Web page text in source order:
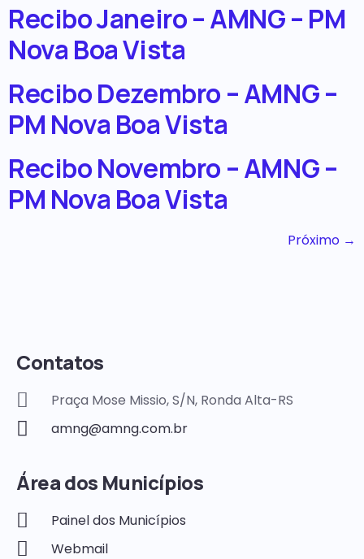
Recibo Janeiro – AMNG – PM
Nova Boa Vista
Recibo Dezembro – AMNG –
PM Nova Boa Vista
Recibo Novembro – AMNG –
PM Nova Boa Vista
Próximo →
Contatos
Praça Mose Missio, S/N, Ronda Alta-RS
amng@amng.com.br
Área dos Municípios
Painel dos Municípios
Webmail